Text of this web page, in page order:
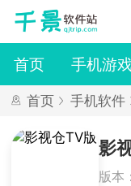
首页 手机游戏
首页 手机软件
影
版本：